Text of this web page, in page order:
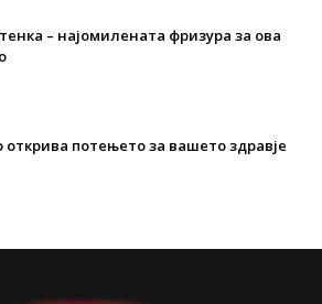
– најомилената фризура за ова
потењето за вашето здравје